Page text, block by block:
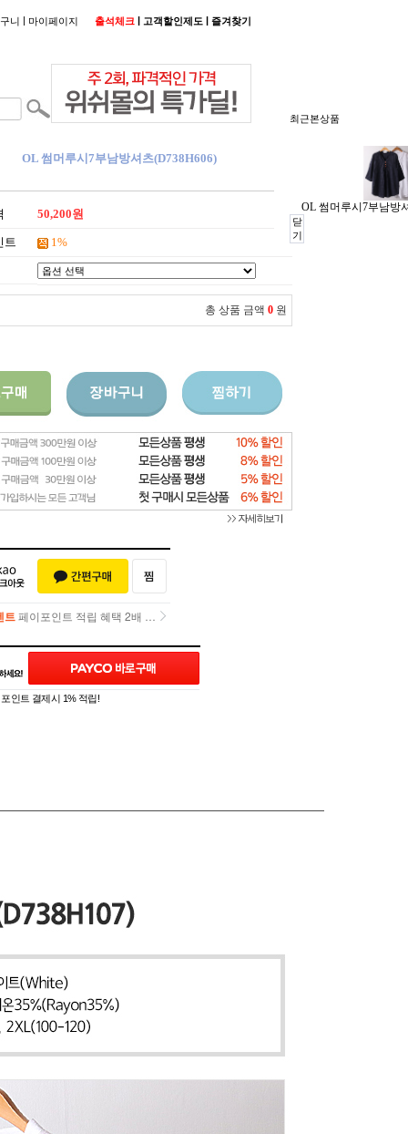
최근본상품
OL 썸머루시7부남방
닫
기
니 | 마이페이지 출석체크 | 고객할인제도 | 즐겨찾기
OL 썸머루시7부남방셔츠(D738H606)
50,200원
트 1%
총 상품 금액 0 원
트 페이포인트 적립 혜택 2배 UP!
이코
포인트 결제시 1% 적립!